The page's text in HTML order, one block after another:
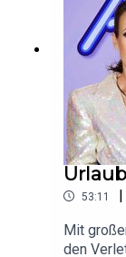
53:11 |
Mit
den